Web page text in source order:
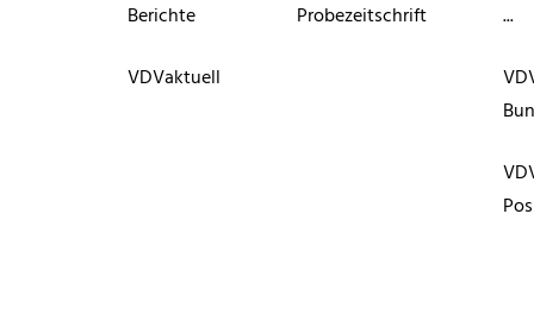
Berichte
VDVaktuell
Probezeitschrift
...